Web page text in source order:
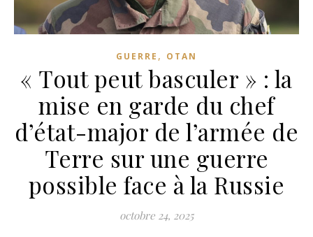
GUERRE , OTAN
« Tout peut basculer » : la
mise en garde du chef
d’état-major de l’armée de
Terre sur une guerre
possible face à la Russie
octobre 24, 2025